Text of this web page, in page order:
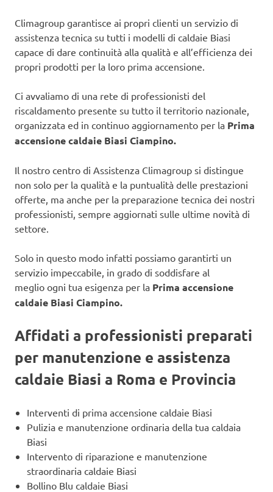
Climagroup garantisce ai propri clienti un servizio di
assistenza tecnica su tutti i modelli di caldaie Biasi
capace di dare continuità alla qualità e all’efficienza dei
propri prodotti per la loro prima accensione.
Ci avvaliamo di una rete di professionisti del
riscaldamento presente su tutto il territorio nazionale,
organizzata ed in continuo aggiornamento per la Prima
accensione caldaie Biasi Ciampino.
Il nostro centro di Assistenza Climagroup si distingue
non solo per la qualità e la puntualità delle prestazioni
offerte, ma anche per la preparazione tecnica dei nostri
professionisti, sempre aggiornati sulle ultime novità di
settore.
Solo in questo modo infatti possiamo garantirti un
servizio impeccabile, in grado di soddisfare al
meglio ogni tua esigenza per la Prima accensione
caldaie Biasi Ciampino.
Affidati a professionisti preparati
per manutenzione e assistenza
caldaie Biasi a Roma e Provincia
Interventi di prima accensione caldaie Biasi
Pulizia e manutenzione ordinaria della tua caldaia
Biasi
Intervento di riparazione e manutenzione
straordinaria caldaie Biasi
Bollino Blu caldaie Biasi